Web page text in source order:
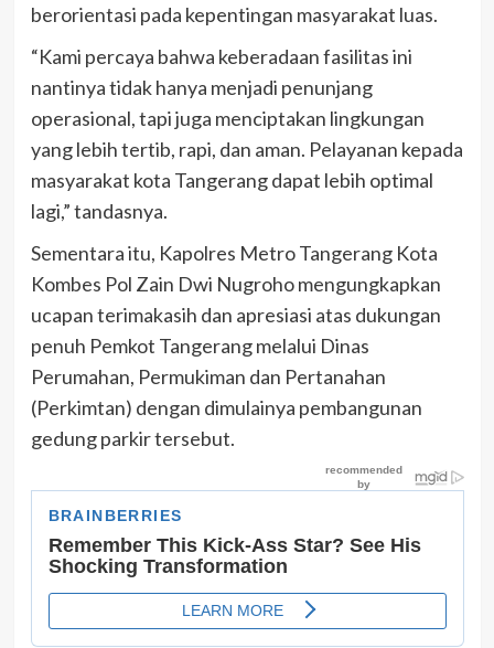
berorientasi pada kepentingan masyarakat luas.
“Kami percaya bahwa keberadaan fasilitas ini
nantinya tidak hanya menjadi penunjang
operasional, tapi juga menciptakan lingkungan
yang lebih tertib, rapi, dan aman. Pelayanan kepada
masyarakat kota Tangerang dapat lebih optimal
lagi,” tandasnya.
Sementara itu, Kapolres Metro Tangerang Kota
Kombes Pol Zain Dwi Nugroho mengungkapkan
ucapan terimakasih dan apresiasi atas dukungan
penuh Pemkot Tangerang melalui Dinas
Perumahan, Permukiman dan Pertanahan
(Perkimtan) dengan dimulainya pembangunan
gedung parkir tersebut.